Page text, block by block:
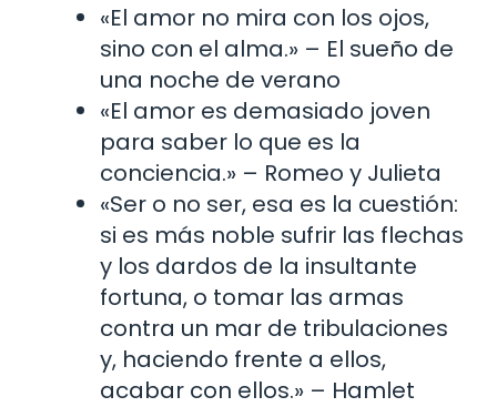
«El amor no mira con los ojos,
sino con el alma.» – El sueño de
una noche de verano
«El amor es demasiado joven
para saber lo que es la
conciencia.» – Romeo y Julieta
«Ser o no ser, esa es la cuestión:
si es más noble sufrir las flechas
y los dardos de la insultante
fortuna, o tomar las armas
contra un mar de tribulaciones
y, haciendo frente a ellos,
acabar con ellos.» – Hamlet